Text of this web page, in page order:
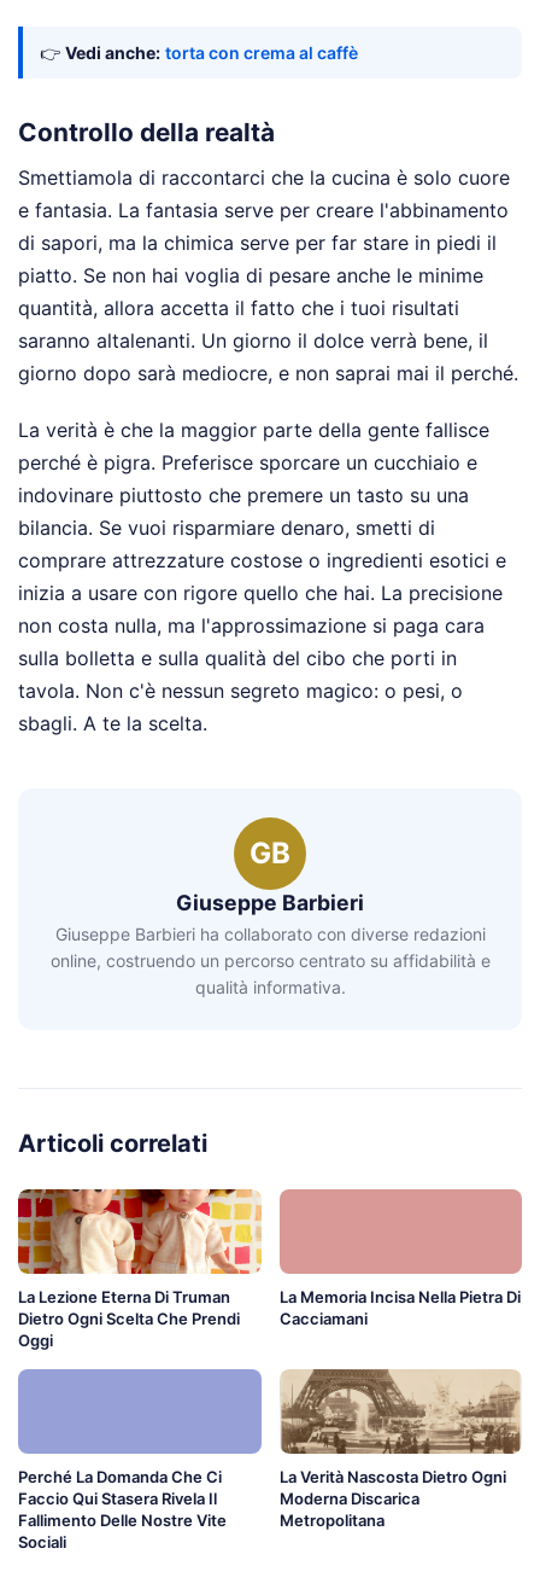
👉 Vedi anche: torta con crema al caffè
Controllo della realtà
Smettiamola di raccontarci che la cucina è solo cuore
e fantasia. La fantasia serve per creare l'abbinamento
di sapori, ma la chimica serve per far stare in piedi il
piatto. Se non hai voglia di pesare anche le minime
quantità, allora accetta il fatto che i tuoi risultati
saranno altalenanti. Un giorno il dolce verrà bene, il
giorno dopo sarà mediocre, e non saprai mai il perché.
La verità è che la maggior parte della gente fallisce
perché è pigra. Preferisce sporcare un cucchiaio e
indovinare piuttosto che premere un tasto su una
bilancia. Se vuoi risparmiare denaro, smetti di
comprare attrezzature costose o ingredienti esotici e
inizia a usare con rigore quello che hai. La precisione
non costa nulla, ma l'approssimazione si paga cara
sulla bolletta e sulla qualità del cibo che porti in
tavola. Non c'è nessun segreto magico: o pesi, o
sbagli. A te la scelta.
GB
Giuseppe Barbieri
Giuseppe Barbieri ha collaborato con diverse redazioni
online, costruendo un percorso centrato su affidabilità e
qualità informativa.
Articoli correlati
La Lezione Eterna Di Truman
Dietro Ogni Scelta Che Prendi
Oggi
La Memoria Incisa Nella Pietra Di
Cacciamani
Perché La Domanda Che Ci
Faccio Qui Stasera Rivela Il
Fallimento Delle Nostre Vite
Sociali
La Verità Nascosta Dietro Ogni
Moderna Discarica
Metropolitana